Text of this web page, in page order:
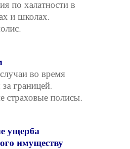
по халатности в
и школах.
во время
границей.
страховые полисы.
ущерба
имуществу